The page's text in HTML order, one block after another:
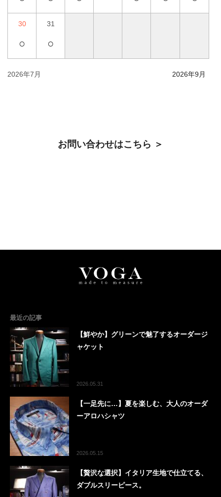
30
○
31
○
2026年7月 2026年9月
お問い合わせはこちら ＞
最近の記事
【鮮やか】グリーンで魅了するオーダージ
ャケット
2026.05.31
【一足先に…】夏を楽しむ、大人のオーダ
ーアロハシャツ
2026.05.15
【贅沢な選択】イタリア生地で仕立てる、
ダブルスリーピース。